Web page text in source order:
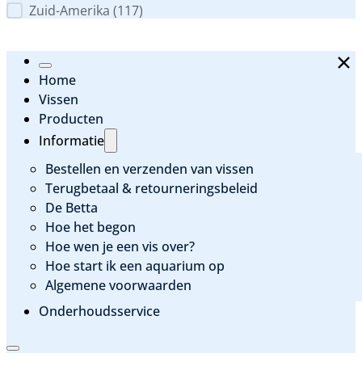
Zuid-Amerika (117)
Home
Vissen
Producten
Informatie
Bestellen en verzenden van vissen
Terugbetaal & retourneringsbeleid
De Betta
Hoe het begon
Hoe wen je een vis over?
Hoe start ik een aquarium op
Algemene voorwaarden
Onderhoudsservice